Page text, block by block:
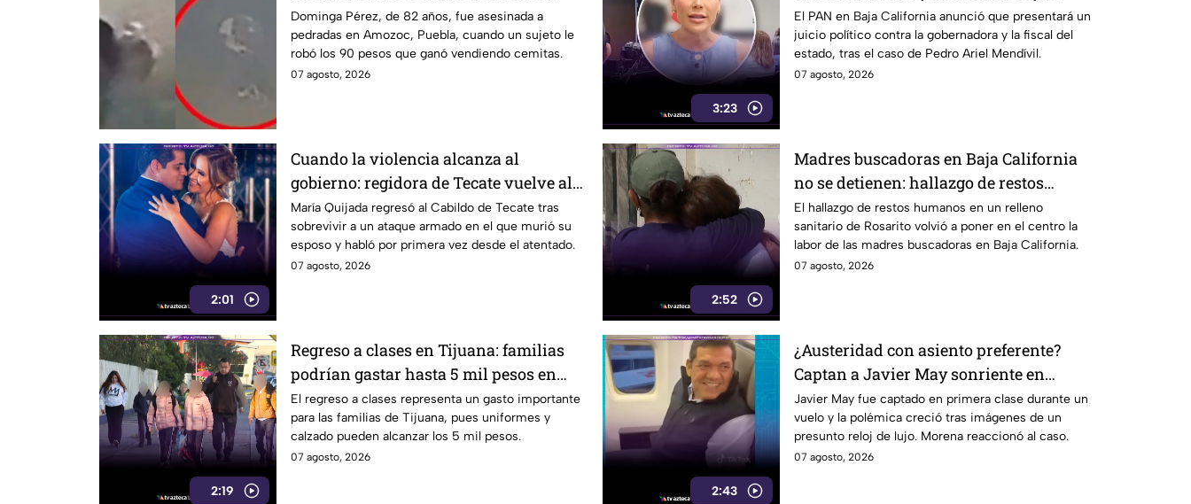
mientras iba a su casa
Dominga Pérez, de 82 años, fue asesinada a
pedradas en Amozoc, Puebla, cuando un sujeto le
robó los 90 pesos que ganó vendiendo cemitas.
07 agosto, 2026
3:23
California
El PAN en Baja California anunció que presentará un
juicio político contra la gobernadora y la fiscal del
estado, tras el caso de Pedro Ariel Mendívil.
07 agosto, 2026
2:01
Cuando la violencia alcanza al
gobierno: regidora de Tecate vuelve al
Cabildo tras sobrevivir a un ataque
armado
María Quijada regresó al Cabildo de Tecate tras
sobrevivir a un ataque armado en el que murió su
esposo y habló por primera vez desde el atentado.
07 agosto, 2026
2:52
Madres buscadoras en Baja California
no se detienen: hallazgo de restos
humanos reaviva la preocupación
El hallazgo de restos humanos en un relleno
sanitario de Rosarito volvió a poner en el centro la
labor de las madres buscadoras en Baja California.
07 agosto, 2026
2:19
Regreso a clases en Tijuana: familias
podrían gastar hasta 5 mil pesos en
uniformes y calzado
El regreso a clases representa un gasto importante
para las familias de Tijuana, pues uniformes y
calzado pueden alcanzar los 5 mil pesos.
07 agosto, 2026
2:43
¿Austeridad con asiento preferente?
Captan a Javier May sonriente en
primera clase y Morena le “jala las
orejas”
Javier May fue captado en primera clase durante un
vuelo y la polémica creció tras imágenes de un
presunto reloj de lujo. Morena reaccionó al caso.
07 agosto, 2026